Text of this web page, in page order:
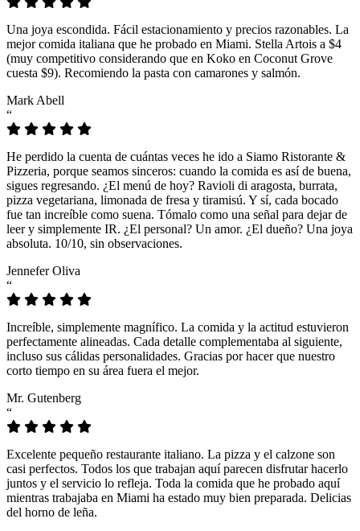
Una joya escondida. Fácil estacionamiento y precios razonables. La
mejor comida italiana que he probado en Miami. Stella Artois a $4
(muy competitivo considerando que en Koko en Coconut Grove
cuesta $9). Recomiendo la pasta con camarones y salmón.
Mark Abell
“
He perdido la cuenta de cuántas veces he ido a Siamo Ristorante &
Pizzeria, porque seamos sinceros: cuando la comida es así de buena,
sigues regresando. ¿El menú de hoy? Ravioli di aragosta, burrata,
pizza vegetariana, limonada de fresa y tiramisú. Y sí, cada bocado
fue tan increíble como suena. Tómalo como una señal para dejar de
leer y simplemente IR. ¿El personal? Un amor. ¿El dueño? Una joya
absoluta. 10/10, sin observaciones.
Jennefer Oliva
“
Increíble, simplemente magnífico. La comida y la actitud estuvieron
perfectamente alineadas. Cada detalle complementaba al siguiente,
incluso sus cálidas personalidades. Gracias por hacer que nuestro
corto tiempo en su área fuera el mejor.
Mr. Gutenberg
“
Excelente pequeño restaurante italiano. La pizza y el calzone son
casi perfectos. Todos los que trabajan aquí parecen disfrutar hacerlo
juntos y el servicio lo refleja. Toda la comida que he probado aquí
mientras trabajaba en Miami ha estado muy bien preparada. Delicias
del horno de leña.